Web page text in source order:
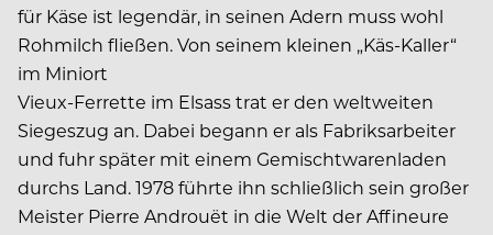
für Käse ist legendär, in seinen Adern muss wohl
Rohmilch fließen. Von seinem kleinen „Käs-Kaller“
im Miniort
Vieux-Ferrette im Elsass trat er den weltweiten
Siegeszug an. Dabei begann er als Fabriksarbeiter
und fuhr später mit einem Gemischtwarenladen
durchs Land. 1978 führte ihn schließlich sein großer
Meister Pierre Androuët in die Welt der Affineure